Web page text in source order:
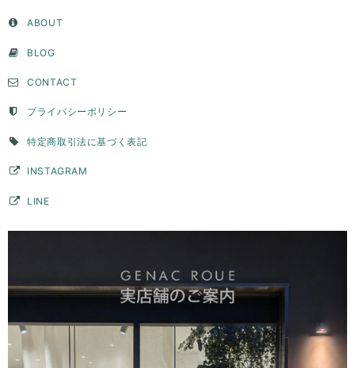
できました。たくさんの問い合わせに真摯にご対応頂きとても感謝して
います。思っていたより、いい意味でデザイン性が高く主張もあり、と
ンを通すこともできたので、リングとして使用できない時はペンダント
トップとして身につけようかなと思っています。ずっと購入を検討して
につけることができてとても満足です。購入して本当に良かったです。
がとうございました。 毎日ご愛用いただいているとの事、
クセサリーとコーディネートして頂いてもさり気なくワン
ポイントで楽しんでいただけます。お手持ちのアイテムと
色んなコーディネート楽しんでください。長くご愛用いた
願いいたします。
ABOUT
BLOG
CONTACT
プライバシーポリシー
特定商取引法に基づく表記
INSTAGRAM
LINE